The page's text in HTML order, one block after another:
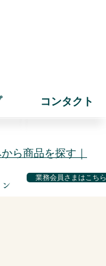
コンタクト
ら商品を探す｜
ン
業務会員さまはこちら